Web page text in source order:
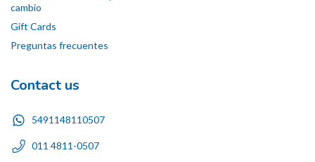
cambio
Gift Cards
Preguntas frecuentes
Contact us
5491148110507
011 4811-0507